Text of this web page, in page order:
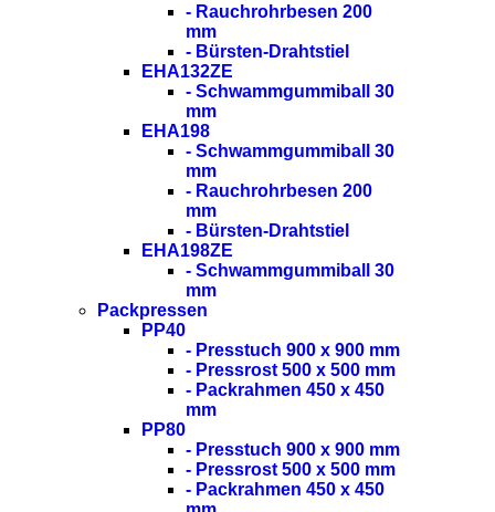
- Rauchrohrbesen 200
mm
- Bürsten-Drahtstiel
EHA132ZE
- Schwammgummiball 30
mm
EHA198
- Schwammgummiball 30
mm
- Rauchrohrbesen 200
mm
- Bürsten-Drahtstiel
EHA198ZE
- Schwammgummiball 30
mm
Packpressen
PP40
- Presstuch 900 x 900 mm
- Pressrost 500 x 500 mm
- Packrahmen 450 x 450
mm
PP80
- Presstuch 900 x 900 mm
- Pressrost 500 x 500 mm
- Packrahmen 450 x 450